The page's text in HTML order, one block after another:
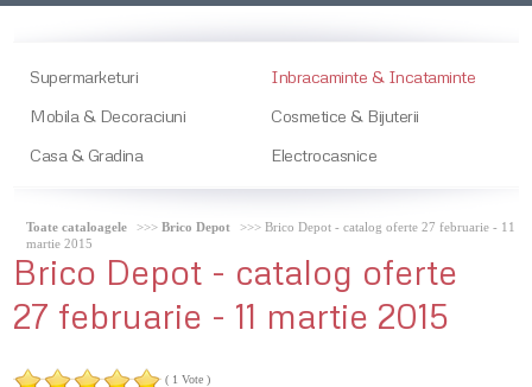
Supermarketuri
Inbracaminte & Incataminte
Mobila & Decoraciuni
Cosmetice & Bijuterii
Casa & Gradina
Electrocasnice
Toate cataloagele >>>Brico Depot
>>> Brico Depot - catalog oferte 27 februarie - 11
martie 2015
Brico Depot - catalog oferte
27 februarie - 11 martie 2015
( 1 Vote )